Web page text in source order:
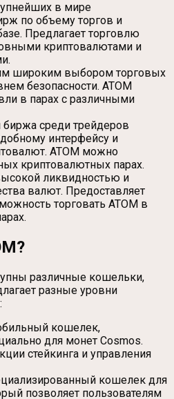
в мире
по объему торгов и
Предлагает торговлю
криптовалютами и
широким выбором торговых
безопасности. ATOM
в парах с различными
биржа среди трейдеров
интерфейсу и
ATOM можно
криптовалютных парах.
ликвидностью и
валют. Предоставляет
торговать ATOM в
различные кошельки,
разные уровни
кошелек,
для монет Cosmos.
стейкинга и управления
кошелек для
позволяет пользователям